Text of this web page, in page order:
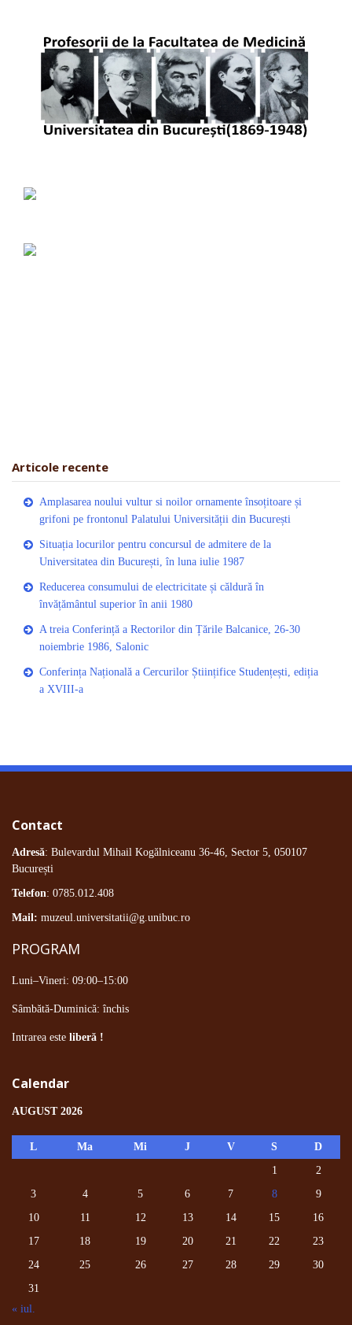
Articole recente
Amplasarea noului vultur si noilor ornamente însoțitoare și
grifoni pe frontonul Palatului Universității din București
Situația locurilor pentru concursul de admitere de la
Universitatea din București, în luna iulie 1987
Reducerea consumului de electricitate și căldură în
învățământul superior în anii 1980
A treia Conferință a Rectorilor din Țările Balcanice, 26-30
noiembrie 1986, Salonic
Conferința Națională a Cercurilor Științifice Studențești, ediția
a XVIII-a
Contact
Adresă: Bulevardul Mihail Kogălniceanu 36-46, Sector 5, 050107
București
Telefon: 0785.012.408
Mail: muzeul.universitatii@g.unibuc.ro
PROGRAM
Luni–Vineri: 09:00–15:00
Sâmbătă-Duminică: închis
Intrarea este liberă !
Calendar
AUGUST 2026
L Ma Mi J V S
D
1
2
3
4 5 6 7 8
9
10
11 12 13 14 15
16
17
18 19 20 21 22
23
24
25 26 27 28 29
30
31
« iul.